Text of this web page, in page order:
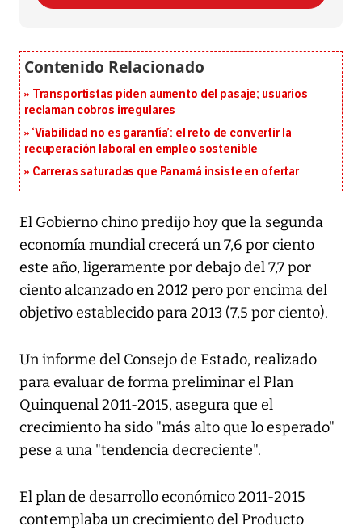
Transportistas piden aumento del pasaje; usuarios
reclaman cobros irregulares
‘Viabilidad no es garantía’: el reto de convertir la
recuperación laboral en empleo sostenible
Carreras saturadas que Panamá insiste en ofertar
El Gobierno chino predijo hoy que la segunda
economía mundial crecerá un 7,6 por ciento
este año, ligeramente por debajo del 7,7 por
ciento alcanzado en 2012 pero por encima del
objetivo establecido para 2013 (7,5 por ciento).
Un informe del Consejo de Estado, realizado
para evaluar de forma preliminar el Plan
Quinquenal 2011-2015, asegura que el
crecimiento ha sido "más alto que lo esperado"
pese a una "tendencia decreciente".
El plan de desarrollo económico 2011-2015
contemplaba un crecimiento del Producto